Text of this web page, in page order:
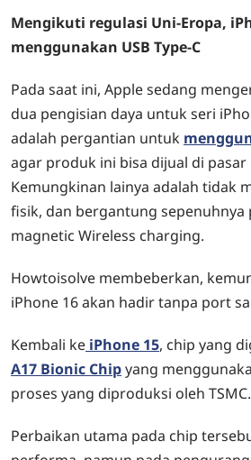
Mengikuti regulasi Uni-Eropa,
menggunakan USB Type-C
Pada saat ini, Apple sedang
dua pengisian daya untuk seri
adalah pergantian untuk
agar produk ini bisa dijual di pasar
Kemungkinan lainya adalah tidak
fisik, dan bergantung sepenuhnya
magnetic Wireless charging.
Howtoisolve membeberkan,
iPhone 16 akan hadir tanpa port
Kembali ke iPhone 15, chip yang
A17 Bionic Chipyang
proses yang diproduksi oleh TSMC.
Perbaikan utama pada chip